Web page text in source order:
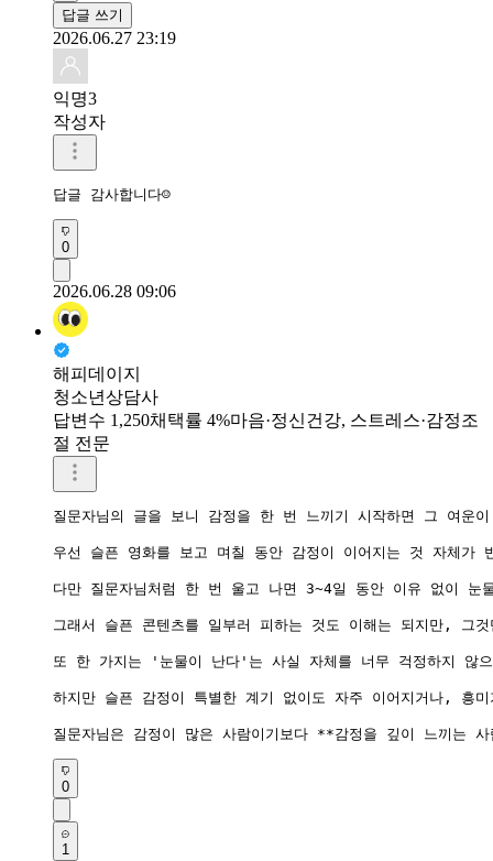
답글 쓰기
2026.06.27 23:19
익명3
작성자
답글 감사합니다☺
0
2026.06.28 09:06
해피데이지
청소년상담사
답변수 1,250채택률 4%마음·정신건강, 스트레스·감정조
절 전문
질문자님의 글을 보니 감정을 한 번 느끼기 시작하면 그 여운
우선 슬픈 영화를 보고 며칠 동안 감정이 이어지는 것 자체가
다만 질문자님처럼 한 번 울고 나면 3~4일 동안 이유 없이 눈
그래서 슬픈 콘텐츠를 일부러 피하는 것도 이해는 되지만, 그
또 한 가지는 '눈물이 난다'는 사실 자체를 너무 걱정하지 않
하지만 슬픈 감정이 특별한 계기 없이도 자주 이어지거나, 흥
0
1